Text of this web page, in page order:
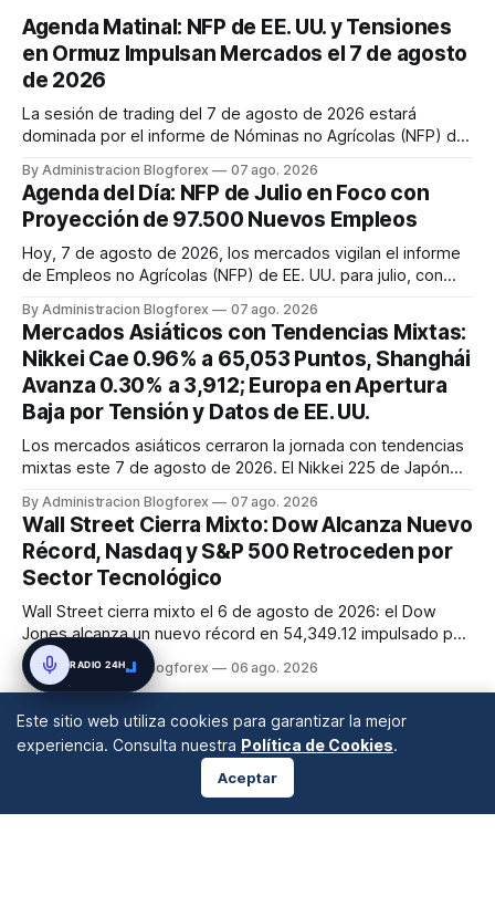
Agenda Matinal: NFP de EE. UU. y Tensiones
en Ormuz Impulsan Mercados el 7 de agosto
de 2026
La sesión de trading del 7 de agosto de 2026 estará
dominada por el informe de Nóminas no Agrícolas (NFP) de
bursátiles bajo escrutinio. Paralelamente, las tensiones
crecientes en el Estrecho de Ormuz impulsan al alza los
precios del...
By Administracion Blogforex 07 ago. 2026
Agenda del Día: NFP de Julio en Foco con
Proyección de 97.500 Nuevos Empleos
Hoy, 7 de agosto de 2026, los mercados vigilan el informe
de Empleos no Agrícolas (NFP) de EE. UU. para julio, con
desempleo del 4,2%.
By Administracion Blogforex 07 ago. 2026
Mercados Asiáticos con Tendencias Mixtas:
Nikkei Cae 0.96% a 65,053 Puntos, Shanghái
Avanza 0.30% a 3,912; Europa en Apertura
Baja por Tensión y Datos de EE. UU.
Los mercados asiáticos cerraron la jornada con tendencias
mixtas este 7 de agosto de 2026. El Nikkei 225 de Japón
gasto doméstico y recientes intervenciones cambiarias del
yen. En China, el Shanghai Composite avanzó un 0.30% a
3,912 puntos, ...
By Administracion Blogforex 07 ago. 2026
Wall Street Cierra Mixto: Dow Alcanza Nuevo
Récord, Nasdaq y S&P 500 Retroceden por
Sector Tecnológico
Wall Street cierra mixto el 6 de agosto de 2026: el Dow
Jones alcanza un nuevo récord en 54,349.12 impulsado por
sólidas ganancias, mientras que el S&P 500 y el Nasdaq
Composite retroceden un 0.2% y 0.8% respectivamente,
progreso en...
By Administracion Blogforex 06 ago. 2026
Este sitio web utiliza cookies para garantizar la mejor
experiencia. Consulta nuestra Política de Cookies.
Aceptar
RADIO 24H